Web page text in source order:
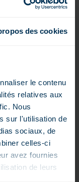
des cookies
le contenu
relatives aux
Nous
sur l'utilisation de
sociaux, de
celles-ci
avez fournies
de leurs
comprennent une
régulièrement les
les mesures en
spéciales
Euresoient
Par exemple, les
remplies une fois,
possible de
en cas de